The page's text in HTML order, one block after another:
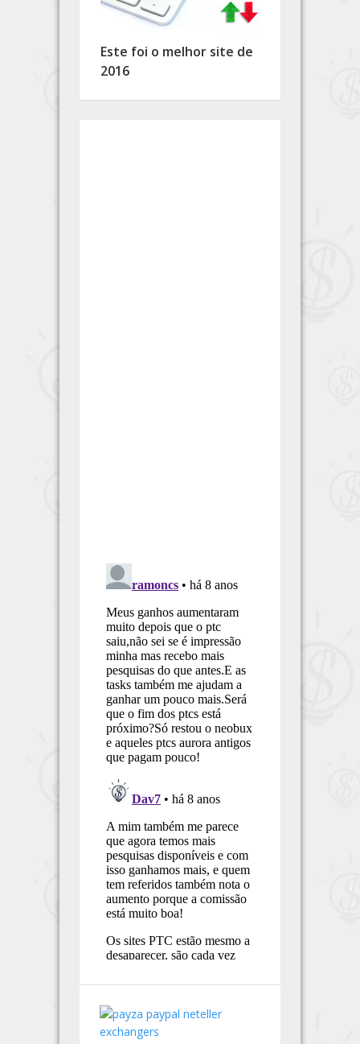
Este foi o melhor site de
2016